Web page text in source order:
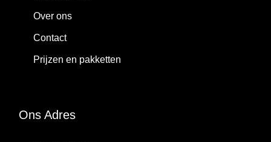
Over ons
Contact
Prijzen en pakketten
Ons Adres